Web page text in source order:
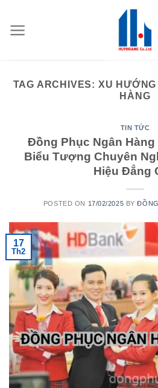
content
TAG ARCHIVES: XU
HÀNG
TIN TỨC
Đồng Phục Ngân Hàng
Biểu Tượng Chuyên
Hiệu Đẳng
POSTED ON 17/02/2025 BY
17
Th2